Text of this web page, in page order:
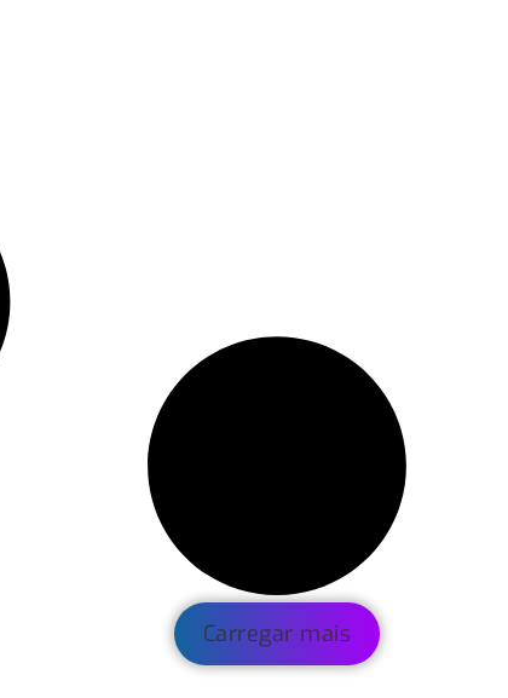
Carregar mais